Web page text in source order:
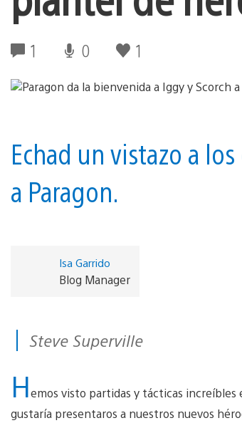
1 0 1
Echad un vistazo a
a Paragon.
Isa Garrido
Blog Manager
Steve Superville
Hemos visto partidas y tácticas increíbles
gustaría presentaros a nuestros nuevos